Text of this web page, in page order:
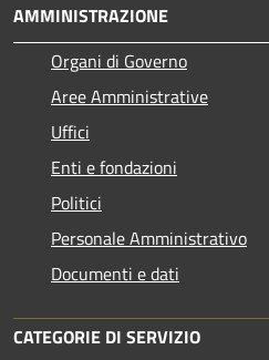
AMMINISTRAZIONE
Organi di Governo
Aree Amministrative
Uffici
Enti e fondazioni
Politici
Personale Amministrativo
Documenti e dati
CATEGORIE DI SERVIZIO